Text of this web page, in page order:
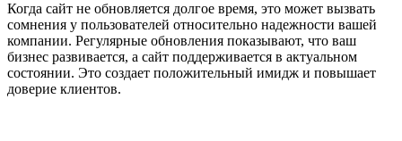
Когда сайт не обновляется долгое время, это может вызвать
сомнения у пользователей относительно надежности вашей
компании. Регулярные обновления показывают, что ваш
бизнес развивается, а сайт поддерживается в актуальном
состоянии. Это создает положительный имидж и повышает
доверие клиентов.